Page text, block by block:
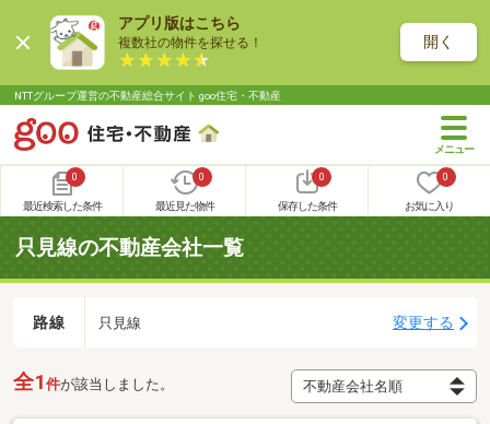
アプリ版はこちら
複数社の物件を探せる！ 開く
NTTグループ運営の不動産総合サイト goo住宅・不動産
0
最近検索した条件
0
最近見た物件
0
保存した条件
0
お気に入り
只見線の不動産会社一覧
路線 只見線 変更する
全1 件が該当しました。